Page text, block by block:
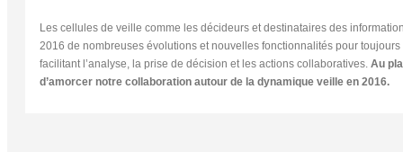
Les cellules de veille comme les décideurs et destinataires des
2016 de nombreuses évolutions et nouvelles fonctionnalités pour toujours
facilitant l’analyse, la prise de décision et les actions collaboratives. Au
d’amorcer notre collaboration autour de la dynamique veille en 2016.